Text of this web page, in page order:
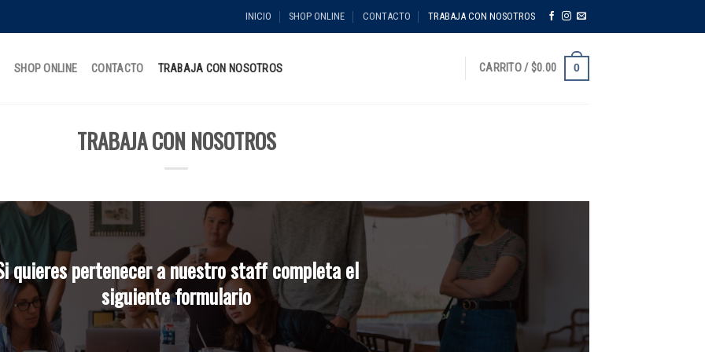
INICIO SHOP ONLINE CONTACTO TRABAJA CON NOSOTROS
SHOP ONLINE CONTACTO TRABAJA CON NOSOTROS CARRITO / $0.00 0
TRABAJA CON NOSOTROS
quieres pertenecer a nuestro staff completa el
siguiente formulario